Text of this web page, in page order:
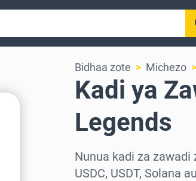
Bidhaa zote Michezo
Kadi ya
Legends
Nunua kadi za zawadi
USDC, USDT, Solana